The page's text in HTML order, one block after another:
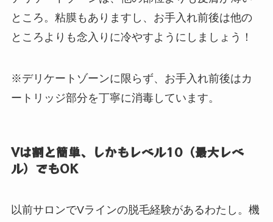
ところ。粘膜もありますし、お手入れ前後は他の
ところよりも念入りに冷やすようにしましょう！
※デリケートゾーンに限らず、お手入れ前後はカ
ートリッジ部分を丁寧に消毒しています。
Vは割と簡単、しかもレベル10（最大レベ
ル）でもOK
以前サロンでVラインの脱毛経験があるわたし。機